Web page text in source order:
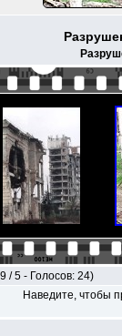
/ 5 - Голосов: 24)
Наведите, чтобы